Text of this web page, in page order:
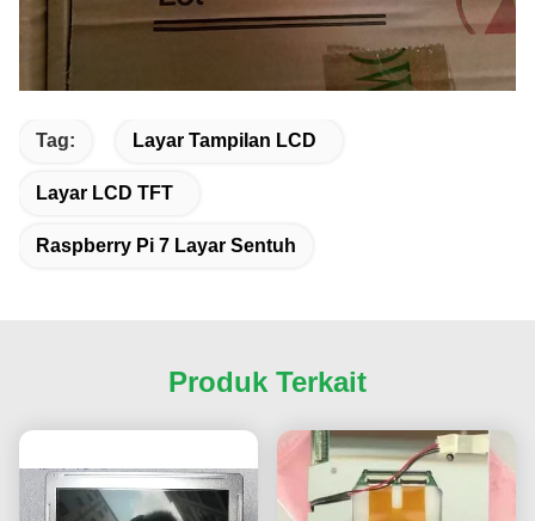
Tag: Layar Tampilan LCD
Layar LCD TFT
Raspberry Pi 7 Layar Sentuh
Produk Terkait